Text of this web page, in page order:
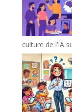
culture de l’IA